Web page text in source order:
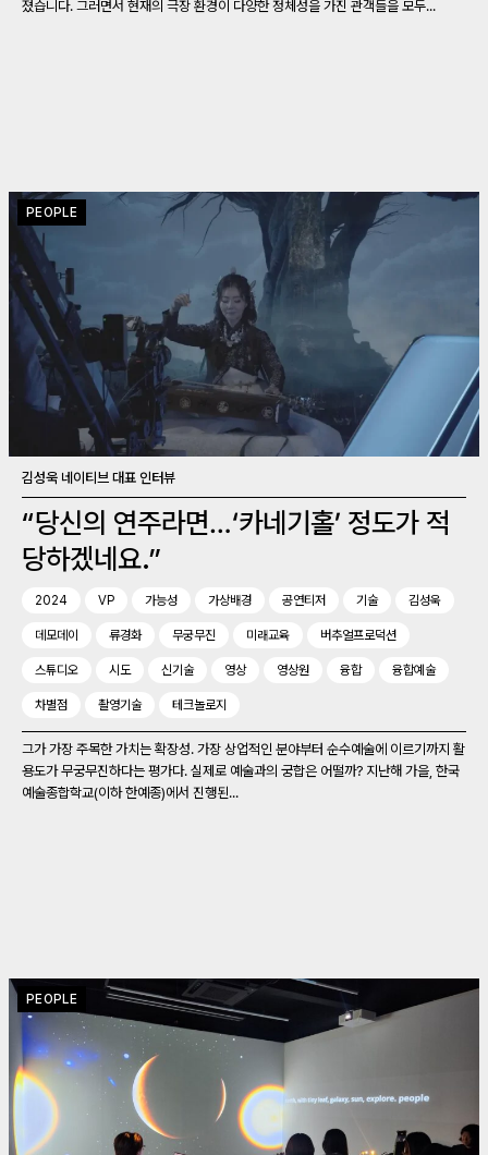
졌습니다. 그러면서 현재의 극장 환경이 다양한 정체성을 가진 관객들을 모두...
PEOPLE
김성욱 네이티브 대표 인터뷰
“당신의 연주라면…‘카네기홀’ 정도가 적
당하겠네요.”
2024 VP 가능성 가상배경 공연티저 기술 김성욱
데모데이 류경화 무궁무진 미래교육 버추얼프로덕션
스튜디오 시도 신기술 영상 영상원 융합 융합예술
차별점 촬영기술 테크놀로지
그가 가장 주목한 가치는 확장성. 가장 상업적인 분야부터 순수예술에 이르기까지 활
용도가 무궁무진하다는 평가다. 실제로 예술과의 궁합은 어떨까? 지난해 가을, 한국
예술종합학교(이하 한예종)에서 진행된...
PEOPLE